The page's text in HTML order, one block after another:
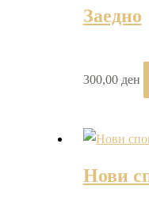
Заедно
300,00 ден
Нови